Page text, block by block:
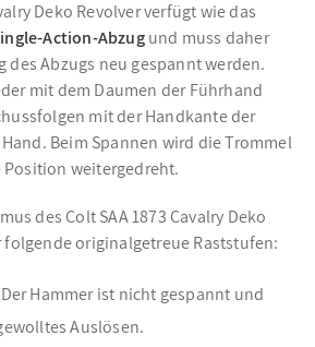
Deko Revolver verfügt wie das
Action-Abzugund muss daher
des Abzugs neu gespannt werden.
mit dem Daumen der Führhand
mit der Handkante der
Beim Spannen wird die Trommel
weitergedreht.
des Colt SAA 1873 Cavalry Deko
folgende originalgetreue Raststufen:
Der Hammer ist nicht gespannt und
Auslösen.